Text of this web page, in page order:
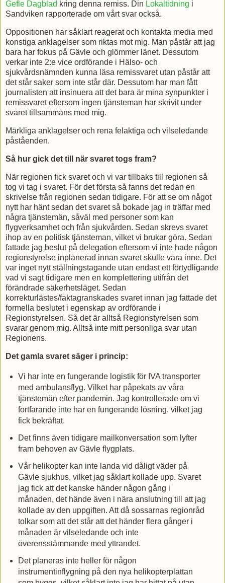
Gefle Dagblad kring denna remiss. Din Lokaltidning i
Sandviken rapporterade om vårt svar också.
Oppositionen har såklart reagerat och kontakta media med
konstiga anklagelser som riktas mot mig. Man påstår att jag
bara har fokus på Gävle och glömmer länet. Dessutom
verkar inte 2:e vice ordförande i Hälso- och
sjukvårdsnämnden kunna läsa remissvaret utan påstår att
det står saker som inte står där. Dessutom har man fått
journalisten att insinuera att det bara är mina synpunkter i
remissvaret eftersom ingen tjänsteman har skrivit under
svaret tillsammans med mig.
Märkliga anklagelser och rena felaktiga och vilseledande
påståenden.
Så hur gick det till när svaret togs fram?
När regionen fick svaret och vi var tillbaks till regionen så
tog vi tag i svaret. För det första så fanns det redan en
skrivelse från regionen sedan tidigare. För att se om något
nytt har hänt sedan det svaret så bokade jag in träffar med
några tjänstemän, såväl med personer som kan
flygverksamhet och från sjukvården. Sedan skrevs svaret
ihop av en politisk tjänsteman, vilket vi brukar göra. Sedan
fattade jag beslut på delegation eftersom vi inte hade någon
regionstyrelse inplanerad innan svaret skulle vara inne. Det
var inget nytt ställningstagande utan endast ett förtydligande
vad vi sagt tidigare men en komplettering utifrån det
förändrade säkerhetsläget. Sedan
korrekturlästes/faktagranskades svaret innan jag fattade det
formella beslutet i egenskap av ordförande i
Regionstyrelsen. Så det är alltså Regionstyrelsen som
svarar genom mig. Alltså inte mitt personliga svar utan
Regionens.
Det gamla svaret säger i princip:
Vi har inte en fungerande logistik för IVA transporter
med ambulansflyg. Vilket har påpekats av våra
tjänstemän efter pandemin. Jag kontrollerade om vi
fortfarande inte har en fungerande lösning, vilket jag
fick bekräftat.
Det finns även tidigare mailkonversation som lyfter
fram behoven av Gävle flygplats.
Vår helikopter kan inte landa vid dåligt väder på
Gävle sjukhus, vilket jag såklart kollade upp. Svaret
jag fick att det kanske händer någon gång i
månaden, det hände även i nära anslutning till att jag
kollade av den uppgiften. Att då sossarnas regionråd
tolkar som att det står att det händer flera gånger i
månaden är vilseledande och inte
överensstämmande med yttrandet.
Det planeras inte heller för någon
instrumentinflygning på den nya helikopterplattan